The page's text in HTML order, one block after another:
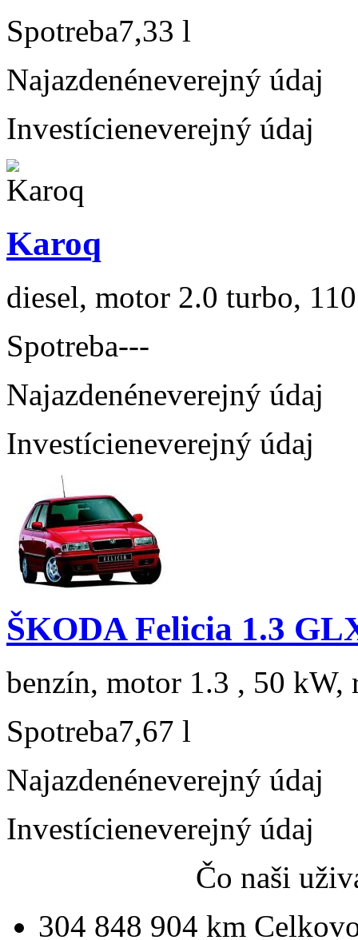
Spotreba7,33 l
Najazdenéneverejný údaj
Investícieneverejný údaj
Karoq
diesel, motor 2.0 turbo,
Spotreba---
Najazdenéneverejný údaj
Investícieneverejný údaj
ŠKODA Felicia 1.3
benzín, motor 1.3 , 50 kW,
Spotreba7,67 l
Najazdenéneverejný údaj
Investícieneverejný údaj
Čo naši
304 848 904 km